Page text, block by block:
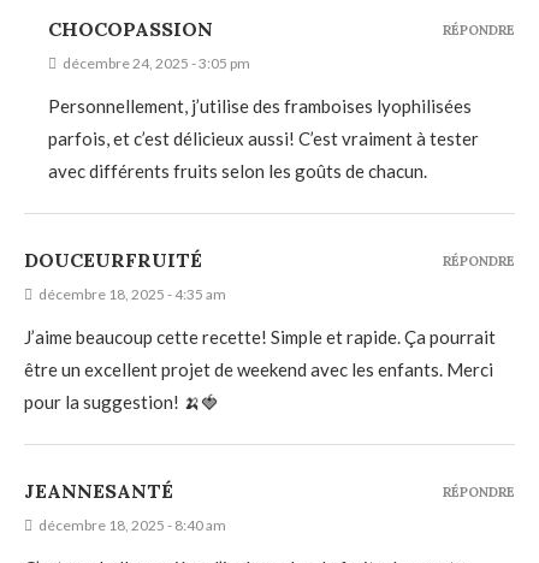
CHOCOPASSION
décembre 24, 2025 - 3:05 pm
Personnellement, j’utilise des framboises lyophilisées
parfois, et c’est délicieux aussi! C’est vraiment à tester
avec différents fruits selon les goûts de chacun.
RÉPONDRE
DOUCEURFRUITÉ
décembre 18, 2025 - 4:35 am
J’aime beaucoup cette recette! Simple et rapide. Ça pourrait
être un excellent projet de weekend avec les enfants. Merci
pour la suggestion! 🍌🍓
RÉPONDRE
JEANNESANTÉ
décembre 18, 2025 - 8:40 am
RÉPONDRE